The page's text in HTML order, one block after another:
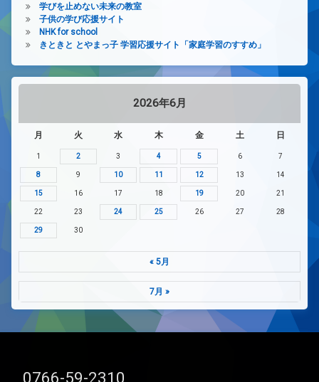
学びを止めない未来の教室
子供の学び応援サイト
NHK for school
きときと とやまっ子 学習応援サイト「家庭学習のすすめ」
2026年6月
月 火 水 木 金 土 日
1 2 3 4 5 6 7
8 9 10 11 12 13 14
15 16 17 18 19 20 21
22 23 24 25 26 27 28
29 30
« 5月
7月 »
電話番号:
0766-59-2310